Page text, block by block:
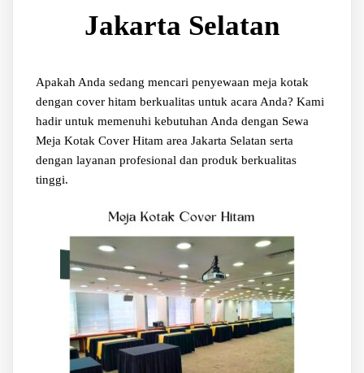
Jakarta Selatan
Apakah Anda sedang mencari penyewaan meja kotak
dengan cover hitam berkualitas untuk acara Anda? Kami
hadir untuk memenuhi kebutuhan Anda dengan Sewa
Meja Kotak Cover Hitam area Jakarta Selatan serta
dengan layanan profesional dan produk berkualitas
tinggi.